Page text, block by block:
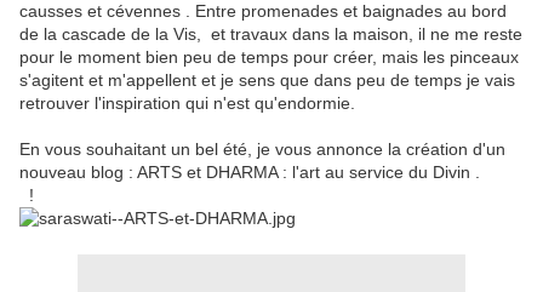
causses et cévennes . Entre promenades et baignades au bord
de la cascade de la Vis, et travaux dans la maison, il ne me reste
pour le moment bien peu de temps pour créer, mais les pinceaux
s'agitent et m'appellent et je sens que dans peu de temps je vais
retrouver l'inspiration qui n'est qu'endormie.
En vous souhaitant un bel été, je vous annonce la création d'un
nouveau blog : ARTS et DHARMA : l'art au service du Divin .
!